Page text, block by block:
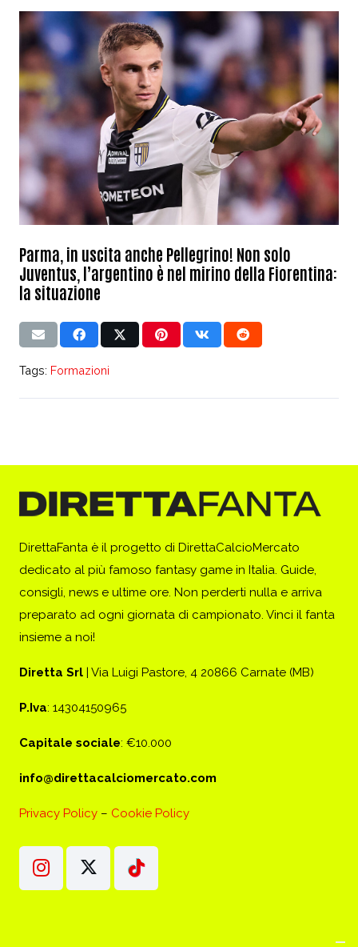
Parma, in uscita anche Pellegrino! Non solo
Juventus, l’argentino è nel mirino della Fiorentina:
la situazione
Tags: Formazioni
DirettaFanta è il progetto di DirettaCalcioMercato
dedicato al più famoso fantasy game in Italia. Guide,
consigli, news e ultime ore. Non perderti nulla e arriva
preparato ad ogni giornata di campionato. Vinci il fanta
insieme a noi!
Diretta Srl | Via Luigi Pastore, 4 20866 Carnate (MB)
P.Iva: 14304150965
Capitale sociale: €10.000
info@direttacalciomercato.com
Privacy Policy – Cookie Policy